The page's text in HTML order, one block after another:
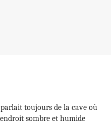
toujours de la cave où
sombre et humide